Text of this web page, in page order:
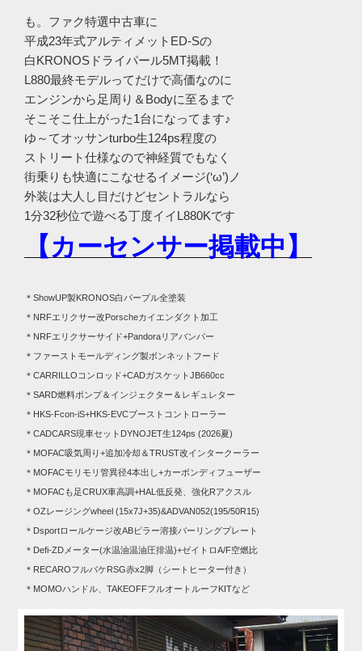
も。ファク特選中古車に
平成23年式アルティメットED-Sの
白KRONOSドライパール5MT掲載！
L880最終モデルってだけで高価なのに
エンジンから足周り＆Bodyに至るまで
そこそこ仕上がった1台になってます♪
ゆ～てオッサンturbo生124ps程度の
ストリート仕様なので神経質でもなく
街乗りも快適にこなせるイメージ(‘ω’)ノ
外装は大人し目だけどセントラルなら
1分32秒位で遊べる丁度イイL880Kです
【カーセンサー掲載中】
＊ShowUP製KRONOS白パープル全塗装
＊NRFエリクサー改Porscheカイエンダクト加工
＊NRFエリクサーサイド+Pandoraリアバンパー
＊ファーストモールディング製ボンネットフード
＊CARRILLOコンロッド+CADガスケットJB660cc
＊SARD燃料ポンプ＆インジェクター＆レギュレター
＊HKS-Fcon-iS+HKS-EVCブーストコントローラー
＊CADCARS現車セットDYNOJET生124ps (2026夏)
＊MOFAC吸気周り+追加冷却＆TRUST改インタークーラー
＊MOFACモリモリ管異径4本出し+カーボンディフューザー
＊MOFACも足CRUX車高調+HAL低反発、強化Rアクスル
＊OZレージングwheel (15x7J+35)&ADVAN052(195/50R15)
＊Dsportロールケージ改ABピラー溶接バーリングプレート
＊Defi-ZDメーター(水温油温油圧排温)+ゼイトロA/F空燃比
＊RECAROフルバケRSG赤x2脚（シートヒーター付き）
＊MOMOハンドル、TAKEOFFフルオートルーフKITなど